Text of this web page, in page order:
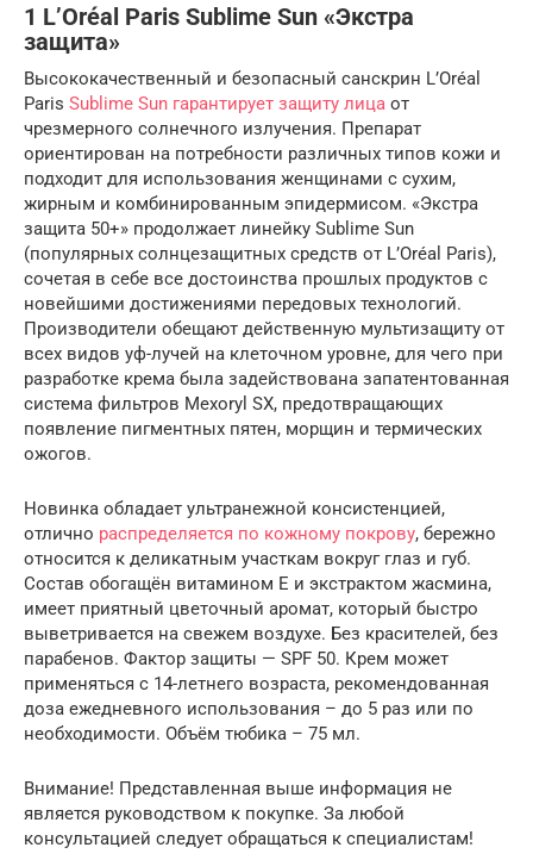
1 L’Oréal Paris Sublime Sun «Экстра
защита»
Высококачественный и безопасный санскрин L’Oréal
Paris Sublime Sun гарантирует защиту лица от
чрезмерного солнечного излучения. Препарат
ориентирован на потребности различных типов кожи и
подходит для использования женщинами с сухим,
жирным и комбинированным эпидермисом. «Экстра
защита 50+» продолжает линейку Sublime Sun
(популярных солнцезащитных средств от L’Oréal Paris),
сочетая в себе все достоинства прошлых продуктов с
новейшими достижениями передовых технологий.
Производители обещают действенную мультизащиту от
всех видов уф-лучей на клеточном уровне, для чего при
разработке крема была задействована запатентованная
система фильтров Mexoryl SX, предотвращающих
появление пигментных пятен, морщин и термических
ожогов.
Новинка обладает ультранежной консистенцией,
отлично распределяется по кожному покрову, бережно
относится к деликатным участкам вокруг глаз и губ.
Состав обогащён витамином Е и экстрактом жасмина,
имеет приятный цветочный аромат, который быстро
выветривается на свежем воздухе. Без красителей, без
парабенов. Фактор защиты — SPF 50. Крем может
применяться с 14-летнего возраста, рекомендованная
доза ежедневного использования – до 5 раз или по
необходимости. Объём тюбика – 75 мл.
Внимание! Представленная выше информация не
является руководством к покупке. За любой
консультацией следует обращаться к специалистам!